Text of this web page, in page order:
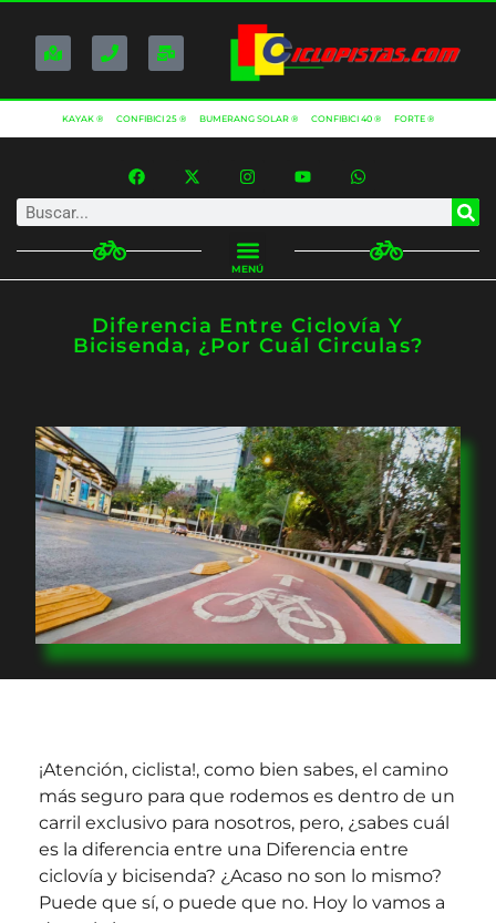
KAYAK ® CONFIBICI 25 ® BUMERANG SOLAR ® CONFIBICI 40 ® FORTE ®
MENÚ
Diferencia Entre Ciclovía Y
Bicisenda, ¿por Cuál Circulas?
¡Atención, ciclista!, como bien sabes, el camino
más seguro para que rodemos es dentro de un
carril exclusivo para nosotros, pero, ¿sabes cuál
es la diferencia entre una Diferencia entre
ciclovía y bicisenda? ¿Acaso no son lo mismo?
Puede que sí, o puede que no. Hoy lo vamos a